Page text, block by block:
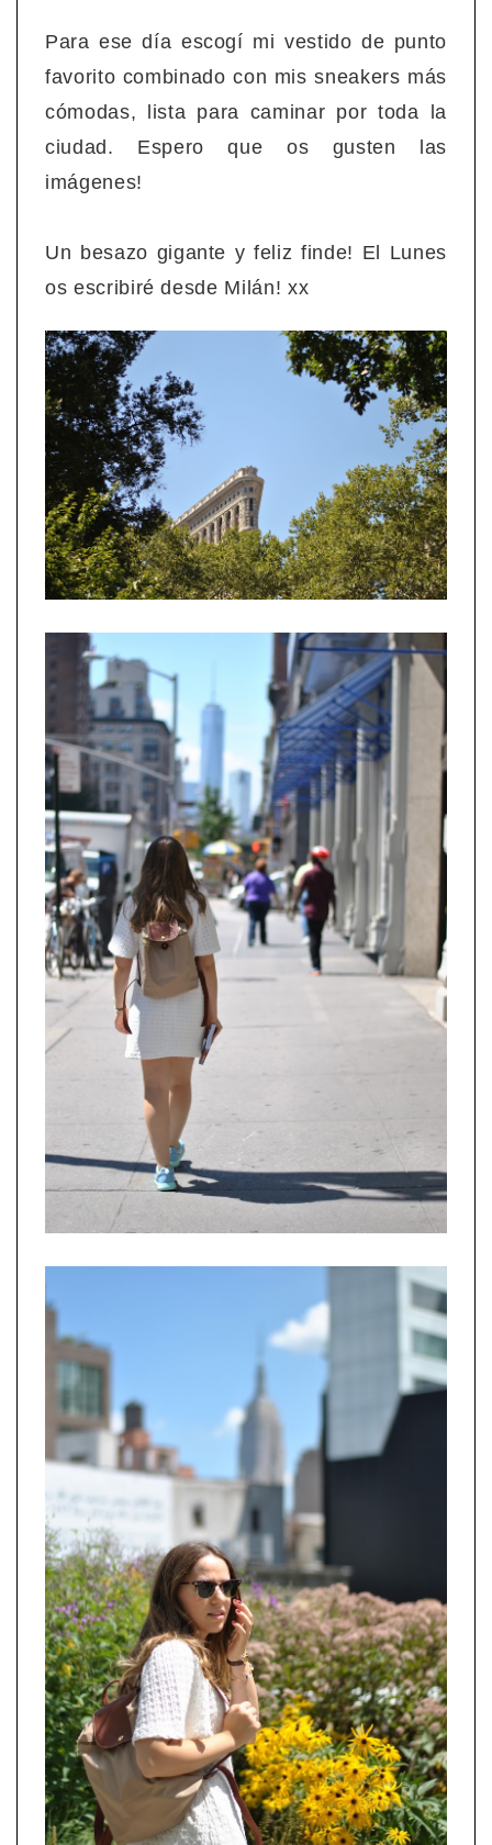
Para ese día escogí mi vestido de punto
favorito combinado con mis sneakers más
cómodas, lista para caminar por toda la
ciudad. Espero que os gusten las
imágenes!
Un besazo gigante y feliz finde! El Lunes
os escribiré desde Milán! xx